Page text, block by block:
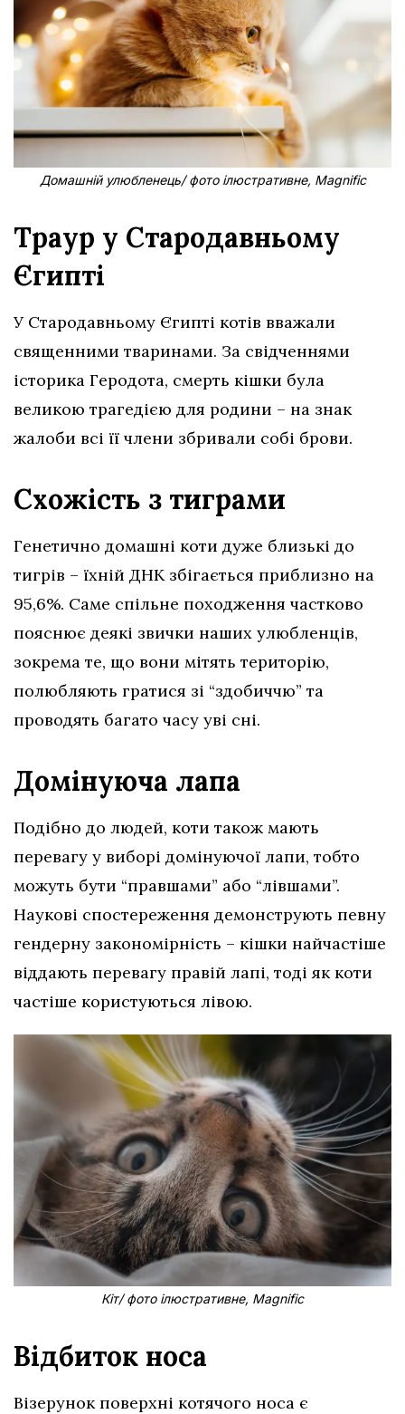
Домашній улюбленець/ фото ілюстративне, Magnific
Траур у Стародавньому
Єгипті
У Стародавньому Єгипті котів вважали
священними тваринами. За свідченнями
історика Геродота, смерть кішки була
великою трагедією для родини – на знак
жалоби всі її члени збривали собі брови.
Схожість з тиграми
Генетично домашні коти дуже близькі до
тигрів – їхній ДНК збігається приблизно на
95,6%. Саме спільне походження частково
пояснює деякі звички наших улюбленців,
зокрема те, що вони мітять територію,
полюбляють гратися зі “здобиччю” та
проводять багато часу уві сні.
Домінуюча лапа
Подібно до людей, коти також мають
перевагу у виборі домінуючої лапи, тобто
можуть бути “правшами” або “лівшами”.
Наукові спостереження демонструють певну
гендерну закономірність – кішки найчастіше
віддають перевагу правій лапі, тоді як коти
частіше користуються лівою.
Кіт/ фото ілюстративне, Magnific
Відбиток носа
Візерунок поверхні котячого носа є